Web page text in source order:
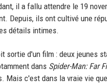
il a fallu attendre le 19
Depuis, ils ont cultivé une
détails intimes.
d'un film : deux jeunes
dans Spider-Man: Far
c'est dans la vraie vie